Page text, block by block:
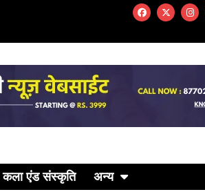
कला एंड संस्कृति अन्य